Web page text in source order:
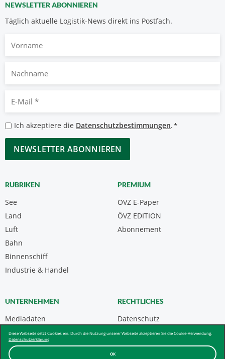
OK
Diese Webseite setzt Cookies ein. Durch die Nutzung unserer Webseite akzeptieren Sie die Cookie-Verwendung.
Datenschutzerklärung
NEWSLETTER ABONNIEREN
Täglich aktuelle Logistik-News direkt ins Postfach.
Vorname
Nachname
Mail
*
Datenschutzbestimmungen
*
Ich akzeptiere die Datenschutzbestimmungen.*
CAPTCHA
RUBRIKEN
See
Land
Luft
Bahn
Binnenschiff
Industrie & Handel
PREMIUM
ÖVZ E-Paper
Abonnement
ÖVZ EDITION
UNTERNEHMEN
Mediadaten
Kontakt
Über uns & AGB
RECHTLICHES
Datenschutz
Impressum